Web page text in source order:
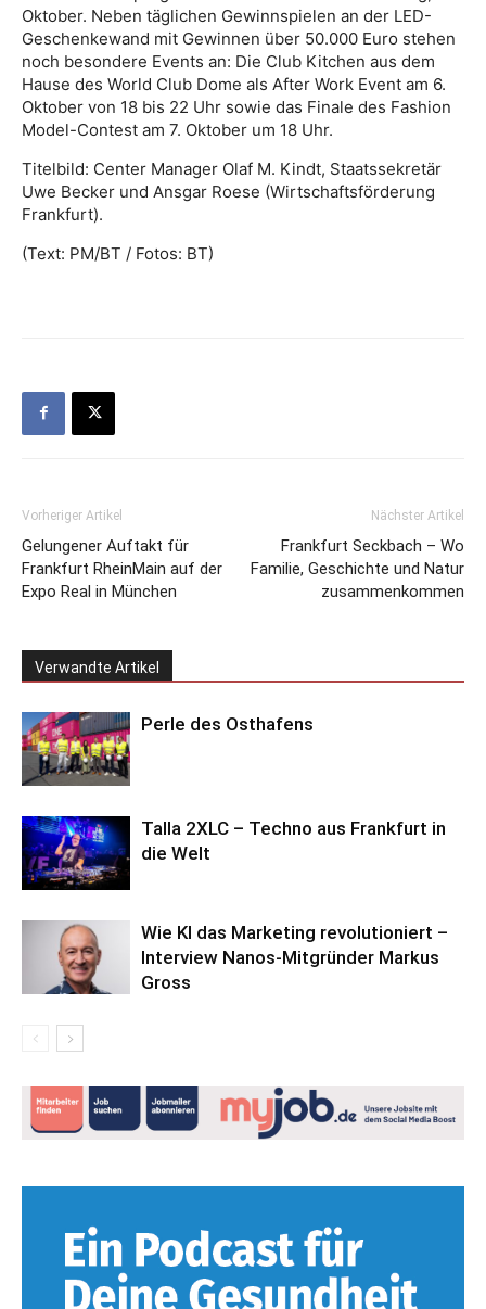
Oktober. Neben täglichen Gewinnspielen an der LED-
Geschenkewand mit Gewinnen über 50.000 Euro stehen
noch besondere Events an: Die Club Kitchen aus dem
Hause des World Club Dome als After Work Event am 6.
Oktober von 18 bis 22 Uhr sowie das Finale des Fashion
Model-Contest am 7. Oktober um 18 Uhr.
Titelbild: Center Manager Olaf M. Kindt, Staatssekretär
Uwe Becker und Ansgar Roese (Wirtschaftsförderung
Frankfurt).
(Text: PM/BT / Fotos: BT)
Vorheriger Artikel
Gelungener Auftakt für
Frankfurt RheinMain auf der
Expo Real in München
Nächster Artikel
Frankfurt Seckbach – Wo
Familie, Geschichte und Natur
zusammenkommen
Verwandte Artikel
Perle des Osthafens
Talla 2XLC – Techno aus Frankfurt in
die Welt
Wie KI das Marketing revolutioniert –
Interview Nanos-Mitgründer Markus
Gross